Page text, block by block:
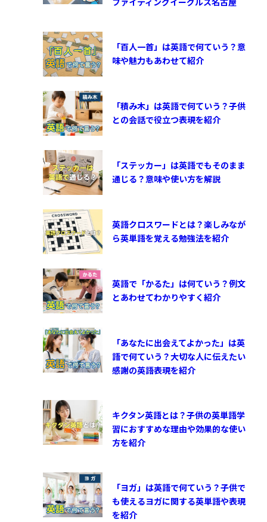
「百人一首」は英語で何ていう？意
味や魅力もあわせて紹介
「積み木」は英語で何ていう？子供
との会話で役立つ表現を紹介
「ステッカー」は英語でもそのまま
通じる？意味や使い方を解説
英語クロスワードとは？楽しみなが
ら英単語を覚える勉強法を紹介
英語で「かるた」は何ていう？例文
とあわせてわかりやすく紹介
「あなたに出会えてよかった」は英
語で何ていう？大切な人に伝えたい
感謝の英語表現を紹介
キクタン英語とは？子供の英単語学
習におすすめな理由や効果的な使い
方を紹介
「ヨガ」は英語で何ていう？子供で
も使えるヨガに関する英単語や表現
を紹介